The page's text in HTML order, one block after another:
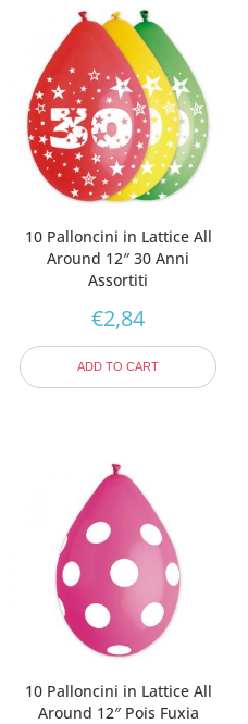
10 Palloncini in Lattice All
Around 12″ 30 Anni
Assortiti
€2,84
ADD TO CART
10 Palloncini in Lattice All
Around 12″ Pois Fuxia